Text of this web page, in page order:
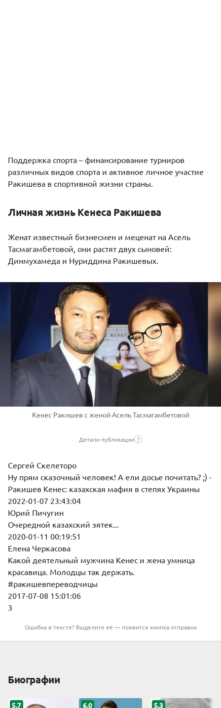
Поддержка спорта – финансирование турниров
различных видов спорта и активное личное участие
Ракишева в спортивной жизни страны.
Личная жизнь Кенеса Ракишева
Женат известный бизнесмен и меценат на Асель
Тасмагамбетовой, они растят двух сыновей:
Динмухамеда и Нуриддина Ракишевых.
Кенес Ракишев с женой Асель Тасмагамбетовой
Детали публикации ?
Сергей Скелеторо
Ну прям сказочный человек! А ели досье почитать? ;) -
Ракишев Кенес: казахская мафия в степях Украины
2022-01-07 23:43:04
Юрий Пичугин
Очередной казахский зятек...
2020-01-11 00:19:51
Елена Черкасова
Какой деятельный мужчина Кенес и жена умница
красавица. Молодцы так держать.
#ракишевпереводчицы
2017-07-08 15:01:06
3
Ошибка в тексте? Выделите её — появится кнопка отправки
Биографии
5.7 6.0 5.3